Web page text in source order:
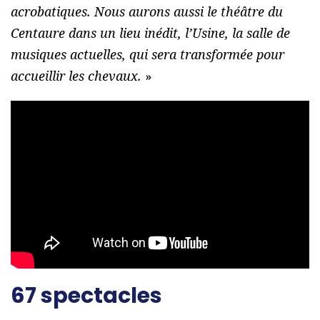
acrobatiques. Nous aurons aussi le théâtre du
Centaure dans un lieu inédit, l’Usine, la salle de
musiques actuelles, qui sera transformée pour
accueillir les chevaux. »
67 spectacles